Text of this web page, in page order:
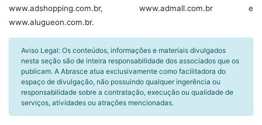
www.adshopping.com.br, www.admall.com.br e
www.alugueon.com.br.
Aviso Legal: Os conteúdos, informações e materiais divulgados
nesta seção são de inteira responsabilidade dos associados que os
publicam. A Abrasce atua exclusivamente como facilitadora do
espaço de divulgação, não possuindo qualquer ingerência ou
responsabilidade sobre a contratação, execução ou qualidade de
serviços, atividades ou atrações mencionadas.